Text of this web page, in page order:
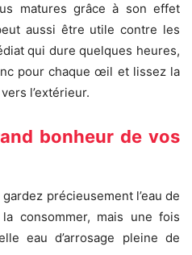
matures grâce à son effet
aussi être utile contre les
qui dure quelques heures,
pour chaque œil et lissez la
l’extérieur.
bonheur de vos
précieusement l’eau de
consommer, mais une fois
eau d’arrosage pleine de